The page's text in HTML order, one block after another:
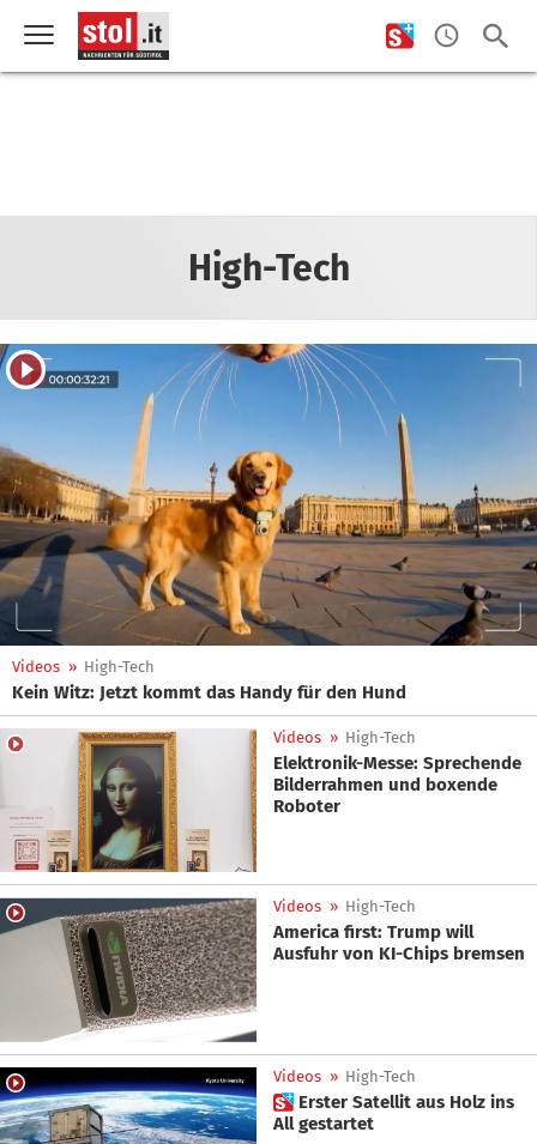
High-Tech
Videos » High-Tech
Kein Witz: Jetzt kommt das Handy für den Hund
Videos » High-Tech
Elektronik-Messe: Sprechende
Bilderrahmen und boxende
Roboter
Videos » High-Tech
America first: Trump will
Ausfuhr von KI-Chips bremsen
Videos » High-Tech
 Erster Satellit aus Holz ins
All gestartet